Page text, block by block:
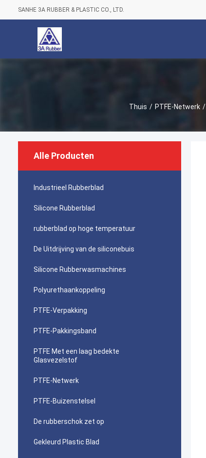
SANHE 3A RUBBER & PLASTIC CO., LTD.
Thuis / PTFE-Netwerk /
Alle Producten
Industrieel Rubberblad
Silicone Rubberblad
rubberblad op hoge temperatuur
De Uitdrijving van de siliconebuis
Silicone Rubberwasmachines
Polyurethaankoppeling
PTFE-Verpakking
PTFE-Pakkingsband
PTFE Met een laag bedekte
Glasvezelstof
PTFE-Netwerk
PTFE-Buizenstelsel
De rubberschok zet op
Gekleurd Plastic Blad